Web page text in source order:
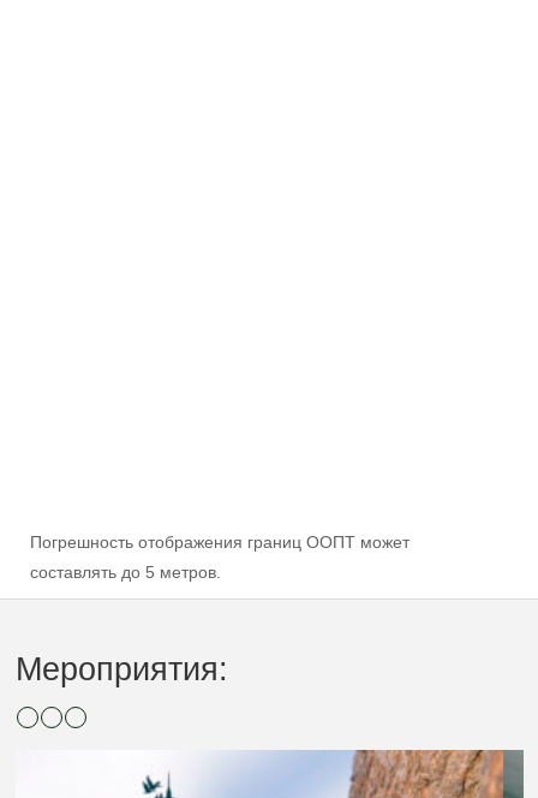
Погрешность отображения границ ООПТ может
составлять до 5 метров.
Мероприятия: